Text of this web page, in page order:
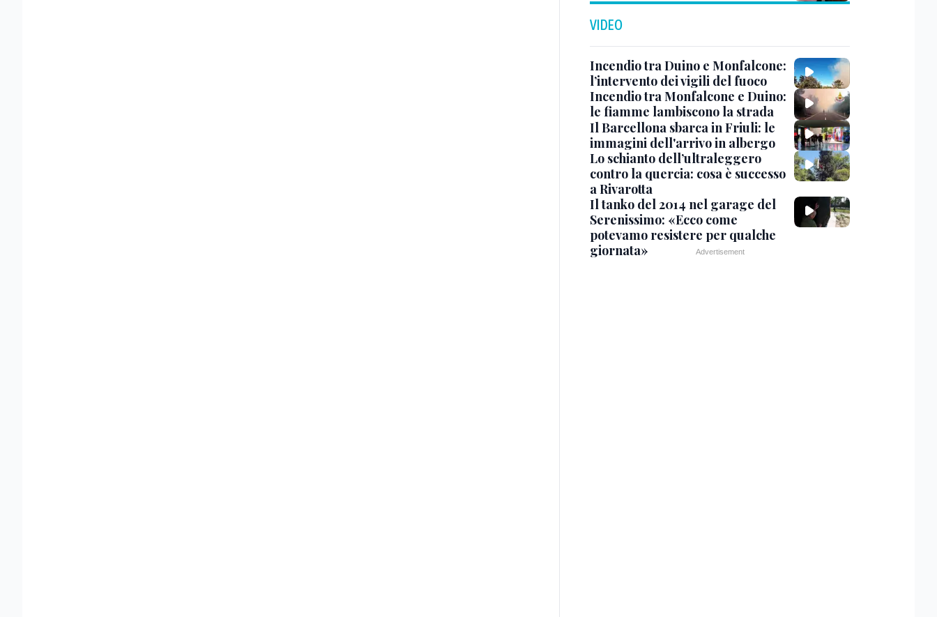
VIDEO
Incendio tra Duino e Monfalcone:
l’intervento dei vigili del fuoco
Incendio tra Monfalcone e Duino:
le fiamme lambiscono la strada
Il Barcellona sbarca in Friuli: le
immagini dell'arrivo in albergo
Lo schianto dell’ultraleggero
contro la quercia: cosa è successo
a Rivarotta
Il tanko del 2014 nel garage del
Serenissimo: «Ecco come
potevamo resistere per qualche
giornata»